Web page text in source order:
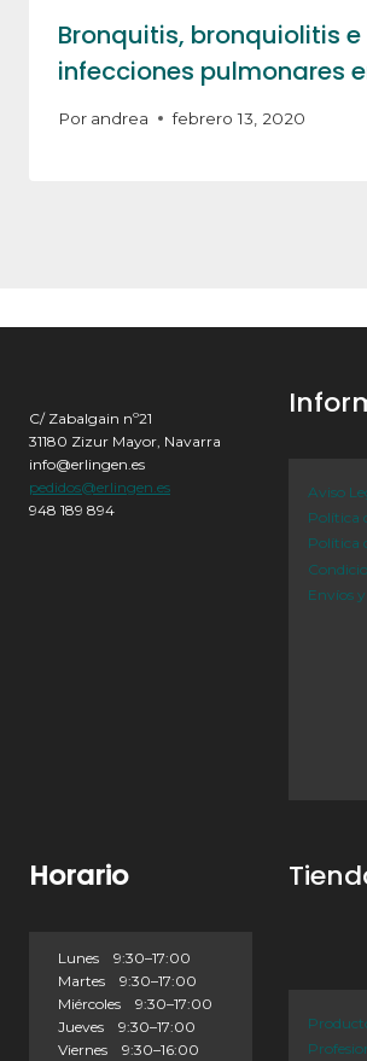
Bronquitis, bronquiolitis e
infecciones pulmonares
Por andrea febrero 13, 2020
C/ Zabalgain nº21
31180 Zizur Mayor, Navarra
info@erlingen.es
pedidos@erlingen.es
948 189 894
Aviso
Política
Política
Envíos
Horario
Lunes 9:30–17:00
Martes 9:30–17:00
Miércoles 9:30–17:00
Jueves 9:30–17:00
Viernes 9:30–16:00